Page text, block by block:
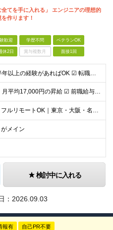
全てを手に入れる」 エンジニアの理想的
作ります！
歓迎 学歴不問 ベテランOK
休2日 賞与複数月 面接1回
☑︎ 独学でも半年以上の経験があればOK ☑︎ 転職回数・ブランク不問 ☑︎ 学歴不問 ☑︎ スキルチェンジ可 下記いずれかの実務経験をお持ちの方 ■システム開発 ┗言語・工程・業界・ジャンルなどは
☑︎ 直近実績、月平均17,000円の昇給 ☑︎ 前職給与100%保証 ☑︎ 実質還元率80～90% ☑︎ 待機時も給与は満額支給 月給35万円～70万円＋交通費など各種手当 ※想定年収：4,200
＼全国募集｜フルリモートOK｜東京・大阪・名古屋エリアは出社案件も豊富／ 【1】フルリモートの場合…全国各地にて完全在宅勤務が可能！強制的な出社日もありません。 【2】出社の場合…本社、大阪支店、も
メイン
検討中に入れる
： 2026.09.03
報有
自己PR不要